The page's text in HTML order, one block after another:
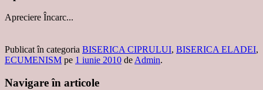
Apreciere Încarc...
Publicat în categoria BISERICA CIPRULUI, BISERICA ELADEI,
ECUMENISM pe 1 iunie 2010 deAdmin.
Navigare în articole